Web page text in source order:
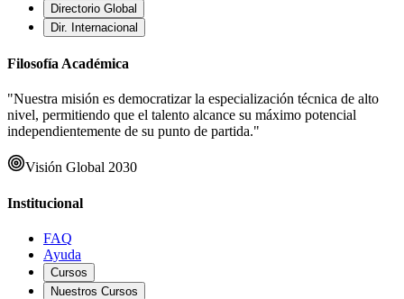
Directorio Global
Dir. Internacional
Filosofía Académica
"Nuestra misión es democratizar la especialización técnica de alto
nivel, permitiendo que el talento alcance su máximo potencial
independientemente de su punto de partida."
Visión Global 2030
Institucional
FAQ
Ayuda
Cursos
Nuestros Cursos